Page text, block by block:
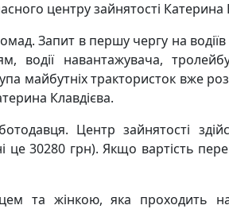
центру зайнятості Катерина
Запит в першу чергу на
водії навантажувача,
майбутніх трактористок вже
Клавдієва.
Центр зайнятості
це 30280 грн). Якщо вартість
та жінкою, яка проходить